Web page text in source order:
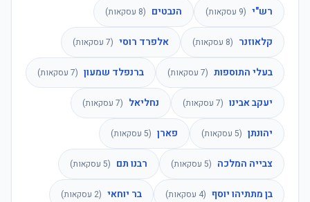
רש"י (
9 עסקאות) הנבטים (
8 עסקאות)
קלאוזנר (
8 עסקאות) אלפרד רוסי (
7 עסקאות)
בעלי התוספות (
7 עסקאות) ברנפלד שמעון (
7 עסקאות)
יעקב אבינו (
7 עסקאות) נחליאל (
7 עסקאות)
יהונתן (
5 עסקאות) פארן (
5 עסקאות)
צבייה המלכה (
5 עסקאות) רבנו תם (
5 עסקאות)
בן מתתיהו יוסף (
4 עסקאות) בר יוחאי (
2 עסקאות)